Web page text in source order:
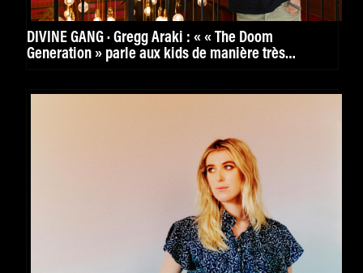
DIVINE GANG · Gregg Araki : « « The Doom
Generation » parle aux kids de manière très